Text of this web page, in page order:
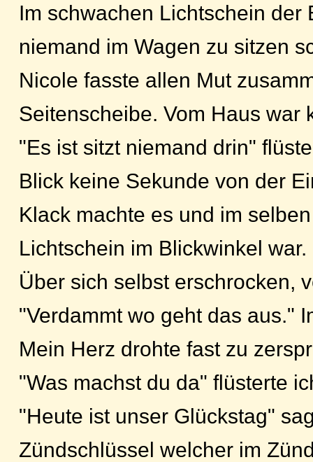
Im schwachen Lichtschein
niemand im Wagen zu sitzen
Nicole fasste allen Mut
Seitenscheibe. Vom Haus war
"Es ist sitzt niemand drin"
Blick keine Sekunde von der
Klack machte es und im
Lichtschein im Blickwinkel
Über sich selbst erschrocken,
"Verdammt wo geht das aus."
Mein Herz drohte fast zu
"Was machst du da" flüsterte
"Heute ist unser Glückstag"
Zündschlüssel welcher im